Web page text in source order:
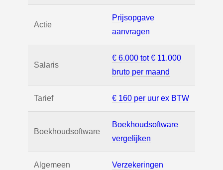
Actie
Prijsopgave
aanvragen
Salaris
€ 6.000 tot € 11.000
bruto per maand
Tarief € 160 per uur ex BTW
Boekhoudsoftware
Boekhoudsoftware
vergelijken
Algemeen Verzekeringen